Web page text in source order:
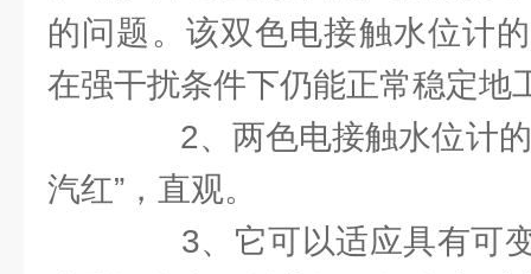
的问题。该双色电接触水位计
在强干扰条件下仍能正常稳定地
2、两色电接触水位计的
汽红”，直观。
3、它可以适应具有可变